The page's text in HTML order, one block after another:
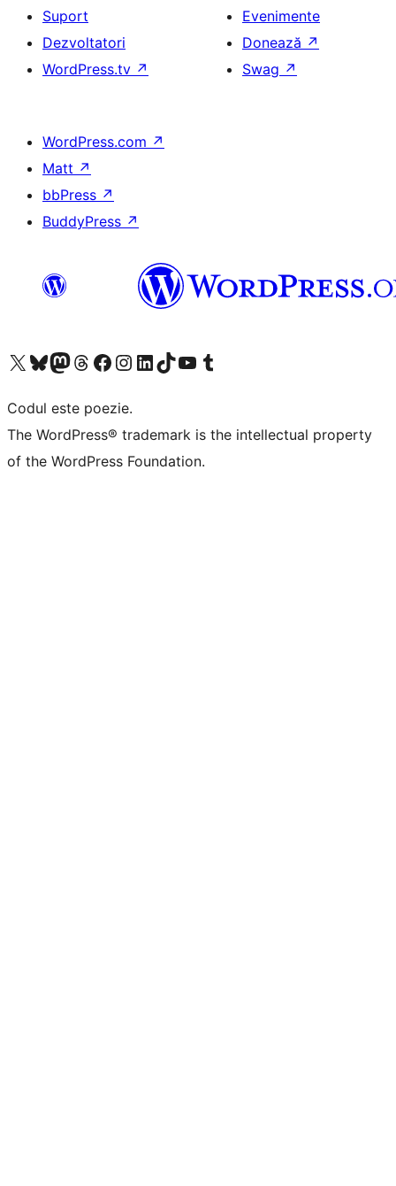
Suport
Dezvoltatori
WordPress.tv ↗
Evenimente
Donează ↗
Swag ↗
WordPress.com ↗
Matt ↗
bbPress ↗
BuddyPress ↗
Mergi la contul nostru X (fost Twitter)
Vizitează contul nostru Bluesky
Vizitează contul nostru Mastodon
Vizitează contul nostru Threads
Vizitează pagina noastră Facebook
Vizitează-ne pe Instagram
Vizitează-ne pe LinkedIn
Vizitează contul nostru TikTok
Vizitează canalul nostru YouTube
Vizitează contul nostru Tumblr
Codul este poezie.
The WordPress® trademark is the intellectual property
of the WordPress Foundation.